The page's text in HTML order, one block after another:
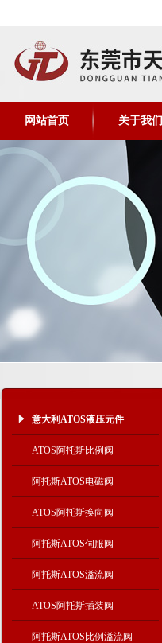
网站首页 关于我们
意大利ATOS液压元件
ATOS阿托斯比例阀
阿托斯ATOS电磁阀
ATOS阿托斯换向阀
阿托斯ATOS伺服阀
阿托斯ATOS溢流阀
ATOS阿托斯插装阀
阿托斯ATOS比例溢流阀